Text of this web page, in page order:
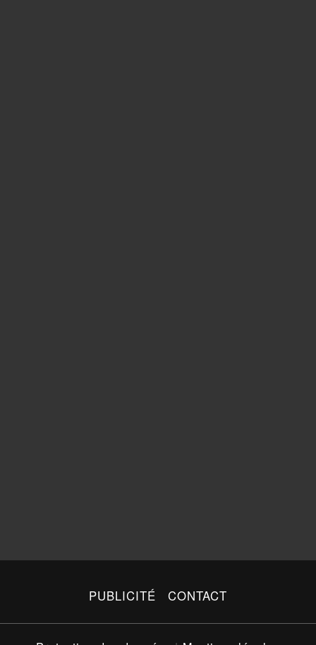
PUBLICITÉ CONTACT